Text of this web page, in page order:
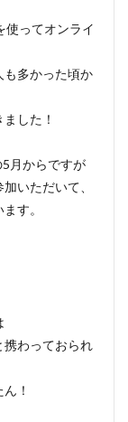
使ってオンライ
も多かった頃か
した！
月からですが
いただいて、
す。
携わっておられ
！